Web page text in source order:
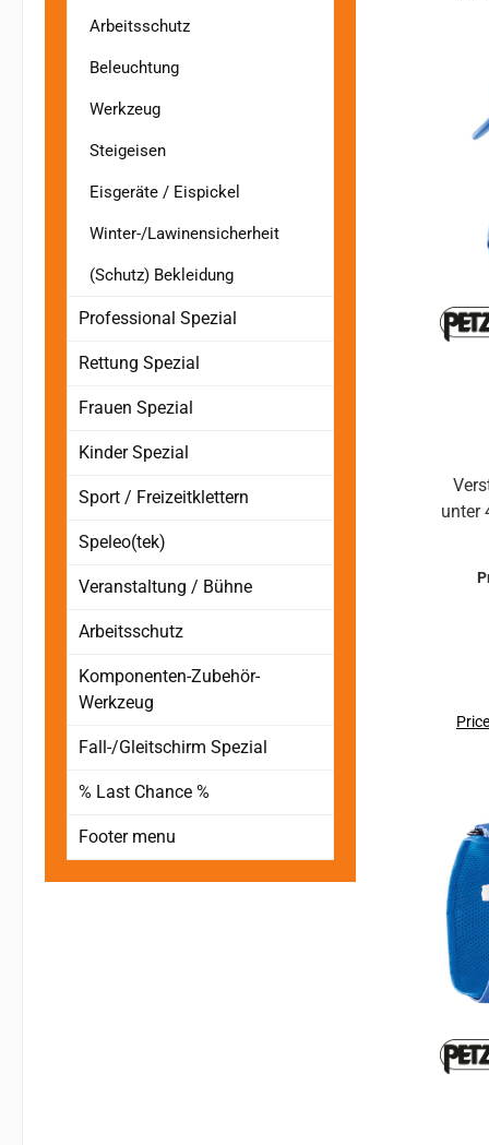
Arbeitsschutz
Beleuchtung
Werkzeug
Steigeisen
Eisgeräte / Eispickel
Winter-/Lawinensicherheit
(Schutz) Bekleidung
Professional Spezial
Rettung Spezial
Frauen Spezial
Kinder Spezial
Sport / Freizeitklettern
Speleo(tek)
Veranstaltung / Bühne
Arbeitsschutz
Komponenten-Zubehör-
Werkzeug
Fall-/Gleitschirm Spezial
% Last Chance %
Footer menu
unter 40 kg
den
sich